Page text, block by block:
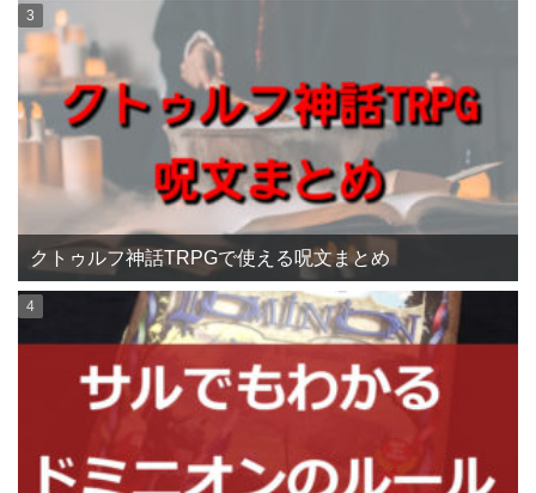
クトゥルフ神話TRPGで使える呪文まとめ